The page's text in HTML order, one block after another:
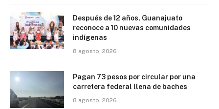
Después de 12 años, Guanajuato
reconoce a 10 nuevas comunidades
indígenas
8 agosto, 2026
Pagan 73 pesos por circular por una
carretera federal llena de baches
8 agosto, 2026